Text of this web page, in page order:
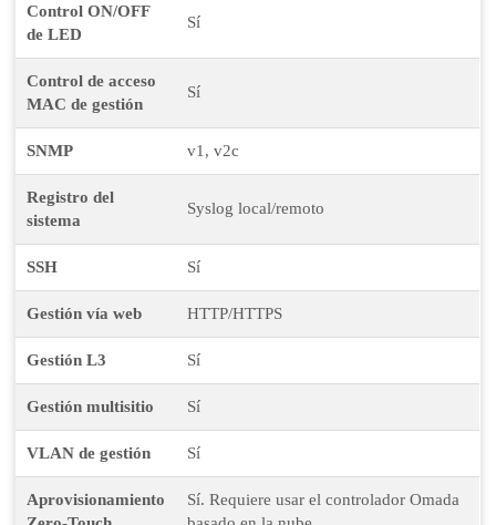
Control ON/OFF
de LED
Sí
Control de acceso
MAC de gestión
Sí
SNMP v1, v2c
Registro del
sistema
Syslog local/remoto
SSH Sí
Gestión vía web HTTP/HTTPS
Gestión L3 Sí
Gestión multisitio Sí
VLAN de gestión Sí
Aprovisionamiento
Sí. Requiere usar el controlador Omada